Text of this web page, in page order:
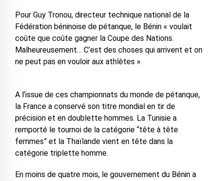
Pour Guy Tronou, directeur technique national de la
Fédération béninoise de pétanque, le Bénin « voulait
coûte que coûte gagner la Coupe des Nations.
Malheureusement… C’est des choses qui arrivent et on
ne peut pas en vouloir aux athlètes ».
A l’issue de ces championnats du monde de pétanque,
la France a conservé son titre mondial en tir de
précision et en doublette hommes. La Tunisie a
remporté le tournoi de la catégorie “tête à tête
femmes” et la Thaïlande vient en tête dans la
catégorie triplette homme.
En moins de quatre mois, le gouvernement du Bénin a